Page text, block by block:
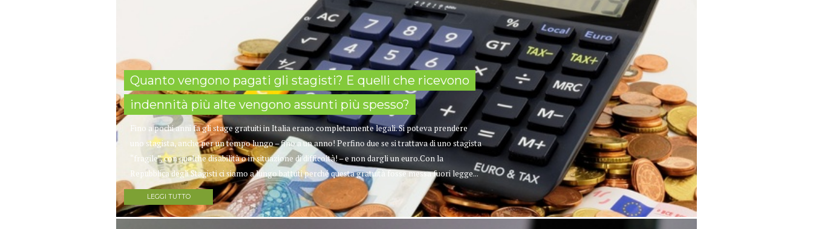
Quanto vengono pagati gli stagisti? E quelli che ricevono
indennità più alte vengono assunti più spesso?
Fino a pochi anni fa gli stage gratuiti in Italia erano completamente legali. Si poteva prendere
uno stagista, anche per un tempo lungo – fino a un anno! Perfino due se si trattava di uno stagista
“fragile”, con qualche disabilità o in situazione di difficoltà! – e non dargli un euro.Con la
Repubblica degli Stagisti ci siamo a lungo battuti perché questa gratuità fosse messa fuori legge...
LEGGI TUTTO